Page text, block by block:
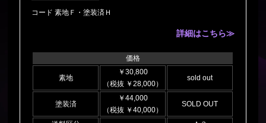
コード 素地Ｆ・塗装済Ｈ
詳細はこちら≫
価格
素地
￥30,800
（税抜 ￥28,000）
sold out
塗装済
￥44,000
（税抜 ￥40,000）
SOLD OUT